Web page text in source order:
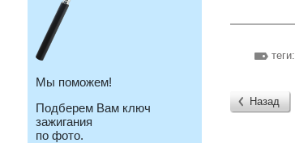
Мы поможем!
Подберем Вам ключ
зажигания
по фото.
теги:
Назад